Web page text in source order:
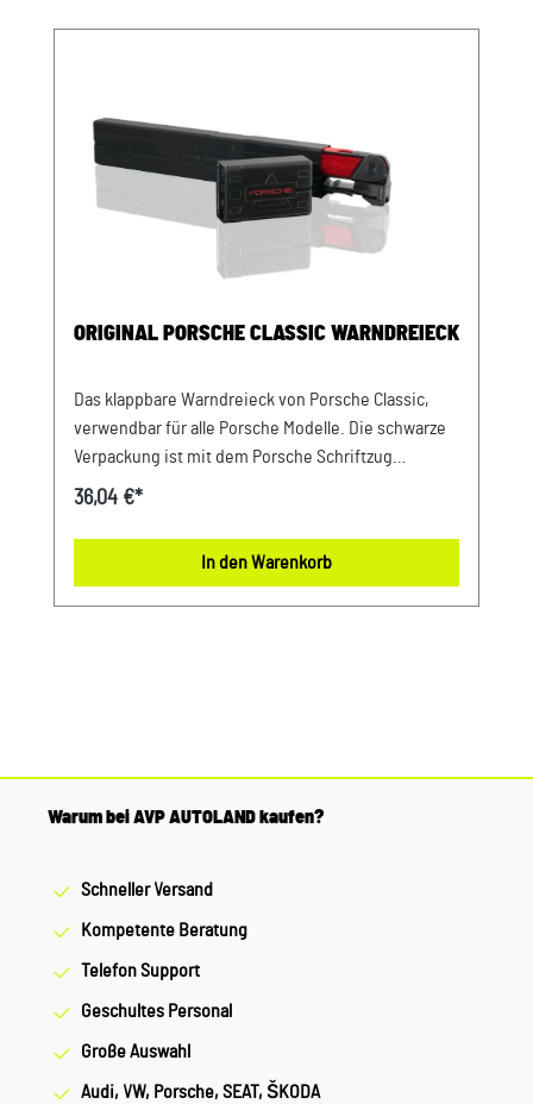
ORIGINAL PORSCHE CLASSIC WARNDREIECK
Das klappbare Warndreieck von Porsche Classic,
verwendbar für alle Porsche Modelle. Die schwarze
Verpackung ist mit dem Porsche Schriftzug
versehen. Es entspricht den Vorschriften in der EU
LandshutPorsche Zentrum LandshutAlbert Einstein
Straße 184030 ErgoldingUSt.-IdNr.: DE263328607
36,04 €*
In den Warenkorb
Warum bei AVP AUTOLAND kaufen?
Schneller Versand
Kompetente Beratung
Telefon Support
Geschultes Personal
Große Auswahl
Audi, VW, Porsche, SEAT, ŠKODA